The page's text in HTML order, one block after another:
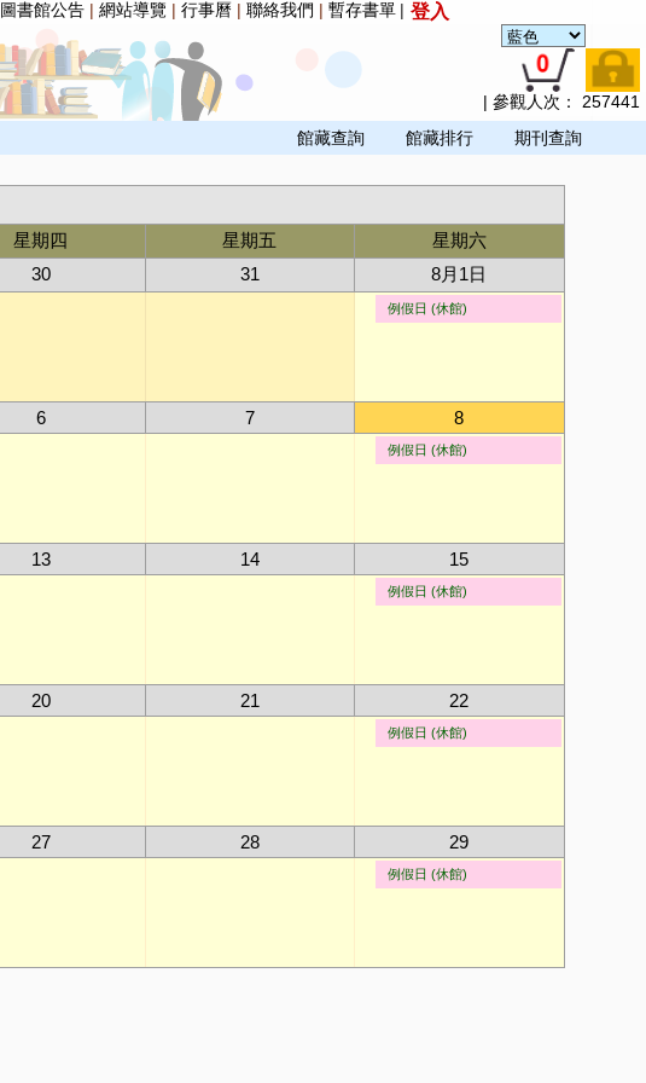
登入
|
圖書館公告 | 網站導覽 | 行事曆 | 聯絡我們 | 暫存書單
| 參觀人次：
257441
館藏查詢
館藏排行 期刊查詢
星期四 星期五
星期六
30 31 8月1日
6 7 8
13 14 15
20 21 22
27 28 29
例假日 (休館)
例假日 (休館)
例假日 (休館)
例假日 (休館)
例假日 (休館)